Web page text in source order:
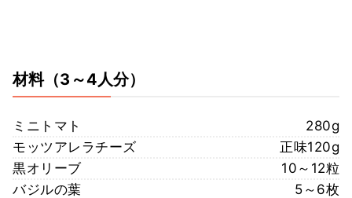
材料（3～4人分）
ミニトマト
280g
モッツアレラチーズ
正味120g
黒オリーブ
10～12粒
バジルの葉
5～6枚